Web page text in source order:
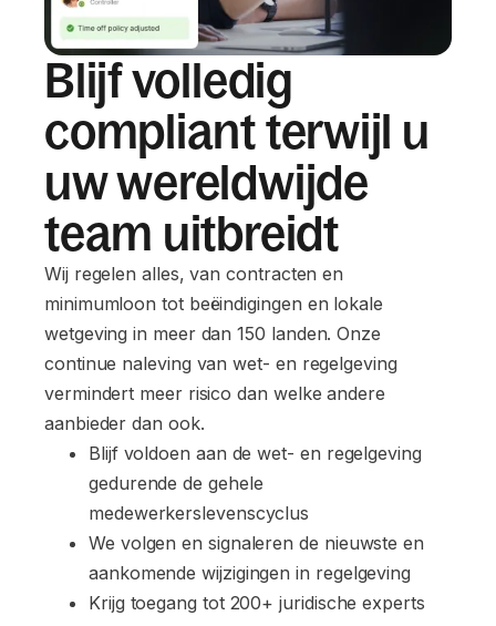
Blijf volledig
compliant terwijl u
uw wereldwijde
team uitbreidt
Wij regelen alles, van contracten en
minimumloon tot beëindigingen en lokale
wetgeving in meer dan 150 landen. Onze
continue naleving van wet- en regelgeving
vermindert meer risico dan welke andere
aanbieder dan ook.
Blijf voldoen aan de wet- en regelgeving
gedurende de gehele
medewerkerslevenscyclus
We volgen en signaleren de nieuwste en
aankomende wijzigingen in regelgeving
Krijg toegang tot 200+ juridische experts